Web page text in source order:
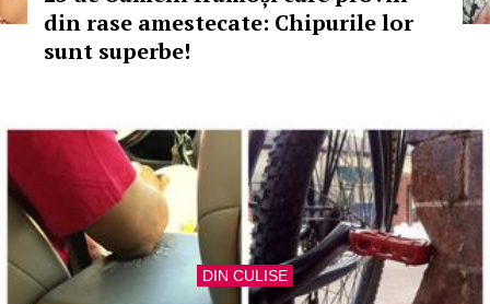
din rase amestecate: Chipurile lor
sunt superbe!
DIN CULISE